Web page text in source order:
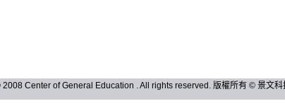
Center of General Education . All rights reserved. 版權所有 © 景文科